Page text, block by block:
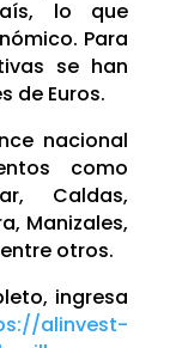
lo que
Para
se han
de Euros.
nacional
como
Caldas,
Manizales,
otros.
ingresa
alinvest-